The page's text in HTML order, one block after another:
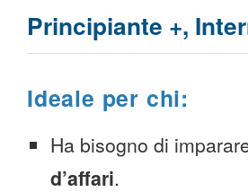
Principiante +,
Ideale per chi:
Ha bisogno di
d’affari.